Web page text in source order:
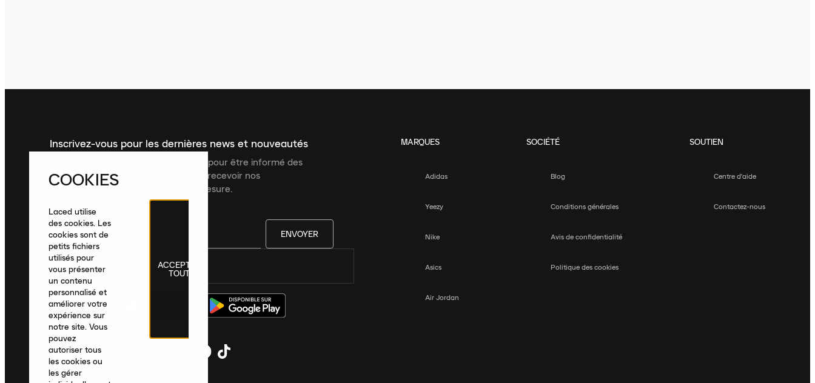
Inscrivez-vous pour les dernières news et nouveautés
Inscrivez-vous à la newsletter Laced pour être informé des
dernières nouveautés, collections et recevoir nos
recommandations de produits sur mesure.
ENVOYER
France|Français
MARQUES
Adidas
Yeezy
Nike
Asics
Air Jordan
SOCIÉTÉ
Blog
Conditions générales
Avis de confidentialité
Politique des cookies
SOUTIEN
Centre d'aide
Contactez-nous
COOKIES
Laced utilise
des cookies. Les
cookies sont de
petits fichiers
utilisés pour
vous présenter
un contenu
personnalisé et
améliorer votre
expérience sur
notre site. Vous
pouvez
autoriser tous
les cookies ou
les gérer
ACCEPTER
TOUT